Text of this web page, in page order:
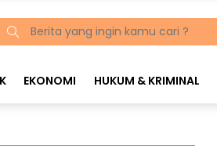
EKONOMI HUKUM & KRIMINAL